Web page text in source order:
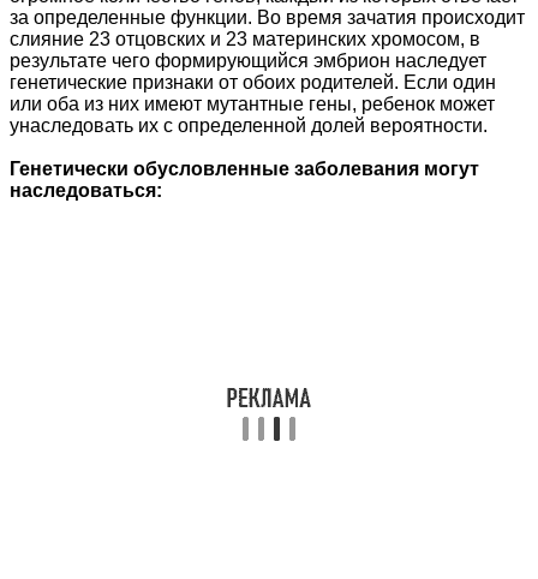
за определенные функции. Во время зачатия происходит
слияние 23 отцовских и 23 материнских хромосом, в
результате чего формирующийся эмбрион наследует
генетические признаки от обоих родителей. Если один
или оба из них имеют мутантные гены, ребенок может
унаследовать их с определенной долей вероятности.
Генетически обусловленные заболевания могут
наследоваться: